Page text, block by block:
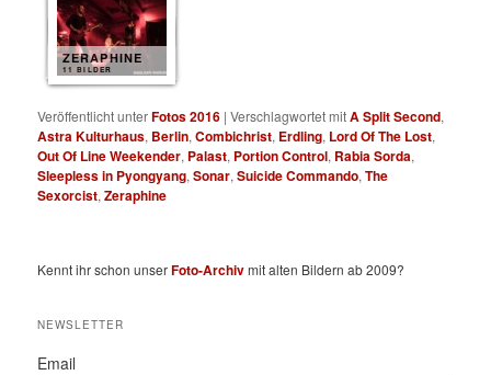
ZERAPHINE
11 BILDER
Veröffentlicht unterFotos 2016 |Verschlagwortet mitA Split Second,
Astra Kulturhaus, Berlin,Combichrist, Erdling, Lord Of The Lost,
Out Of Line Weekender, Palast, Portion Control, Rabia Sorda,
Sleepless in Pyongyang,Sonar,Suicide Commando,The
Sexorcist,Zeraphine
Kennt ihr schon unserFoto-Archivmit alten Bildern ab 2009?
NEWSLETTER
Email